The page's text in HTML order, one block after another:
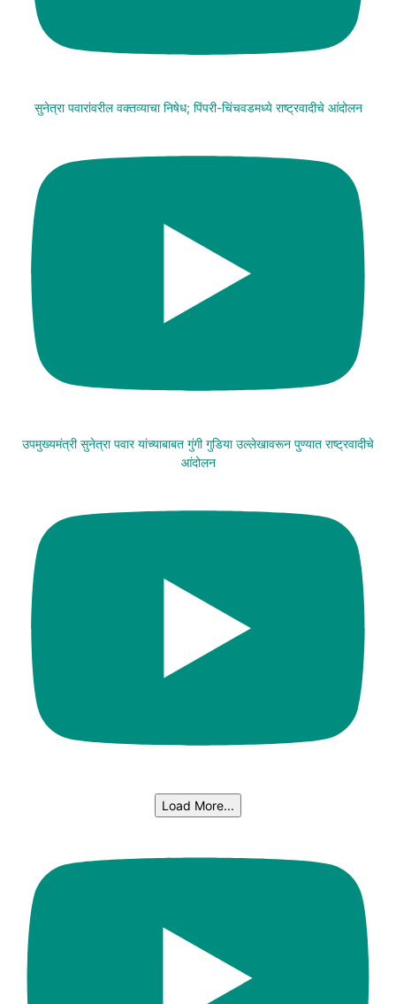
सुनेत्रा पवारांवरील वक्तव्याचा निषेध; पिंपरी-चिंचवडमध्ये राष्ट्रवादीचे आंदोलन
उपमुख्यमंत्री सुनेत्रा पवार यांच्याबाबत गुंगी गुडिया उल्लेखावरून पुण्यात राष्ट्रवादीचे
आंदोलन
Load More...